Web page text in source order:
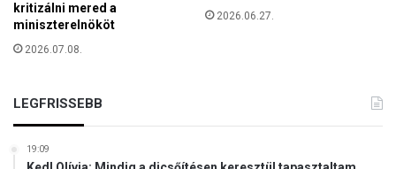
ó
m
a
a
r
kritizálni mered a
miniszterelnököt
2026.07.08.
2026.06.27.
LEGFRISSEBB
19:09